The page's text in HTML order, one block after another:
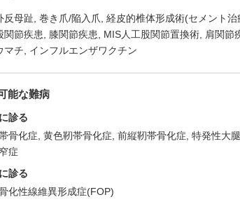
反母趾 巻き爪/陥入爪 経皮的椎体形成術(セメント治
関節疾患 膝関節疾患 MIS人工股関節置換術 肩関節
マチ インフルエンザワクチン
能な難病
診る
骨化症 黄色靭帯骨化症 前縦靭帯骨化症 特発性大
症
診る
化性線維異形成症(FOP)